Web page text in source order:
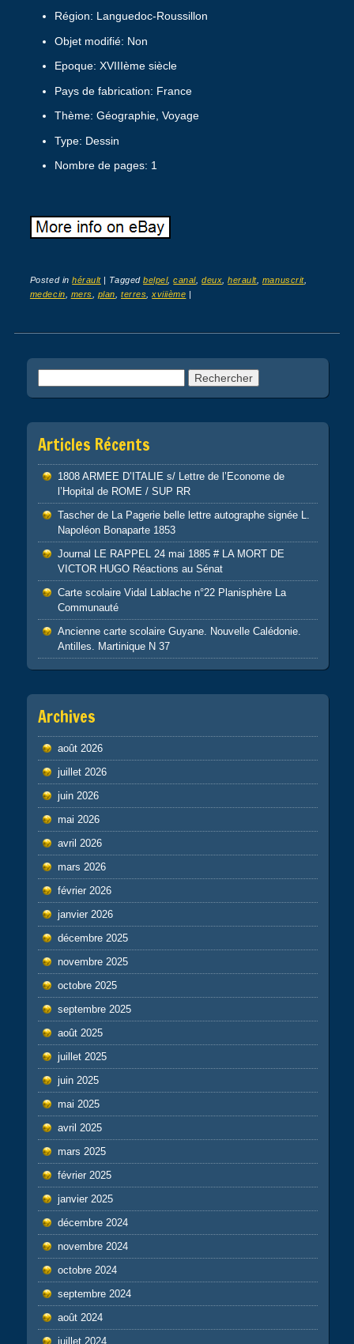
Région: Languedoc-Roussillon
Objet modifié: Non
Epoque: XVIIIème siècle
Pays de fabrication: France
Thème: Géographie, Voyage
Type: Dessin
Nombre de pages: 1
Posted inhérault | Taggedbelpel,canal,deux ,herault, manuscrit,
medecin
mers plan terres ,xviiième |
Post navigation
Articles Récents
1808 ARMEE D’ITALIE s/ Lettre de l’Econome de
l’Hopital de ROME / SUP RR
Tascher de La Pagerie belle lettre autographe signée L.
Napoléon Bonaparte 1853
Journal LE RAPPEL 24 mai 1885 # LA MORT DE
VICTOR HUGO Réactions au Sénat
Carte scolaire Vidal Lablache n°22 Planisphère La
Communauté
Ancienne carte scolaire Guyane. Nouvelle Calédonie.
Antilles. Martinique N 37
Archives
août 2026
juillet 2026
juin 2026
mai 2026
avril 2026
mars 2026
février 2026
janvier 2026
décembre 2025
novembre 2025
octobre 2025
septembre 2025
août 2025
juillet 2025
juin 2025
mai 2025
avril 2025
mars 2025
février 2025
janvier 2025
décembre 2024
novembre 2024
octobre 2024
septembre 2024
août 2024
juillet 2024